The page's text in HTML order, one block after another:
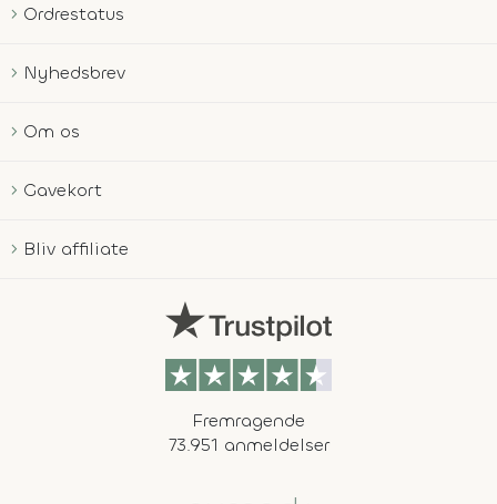
Ordrestatus
Nyhedsbrev
Om os
Gavekort
Bliv affiliate
Fremragende
73.951 anmeldelser